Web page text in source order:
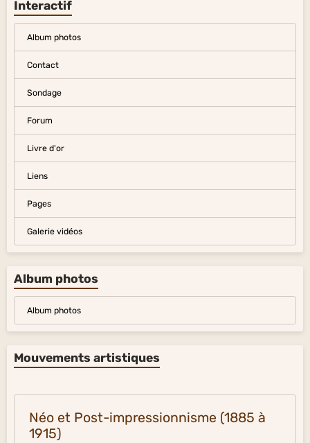
Interactif
Album photos
Contact
Sondage
Forum
Livre d'or
Liens
Pages
Galerie vidéos
Album photos
Album photos
Mouvements artistiques
Néo et Post-impressionnisme (1885 à
1915)